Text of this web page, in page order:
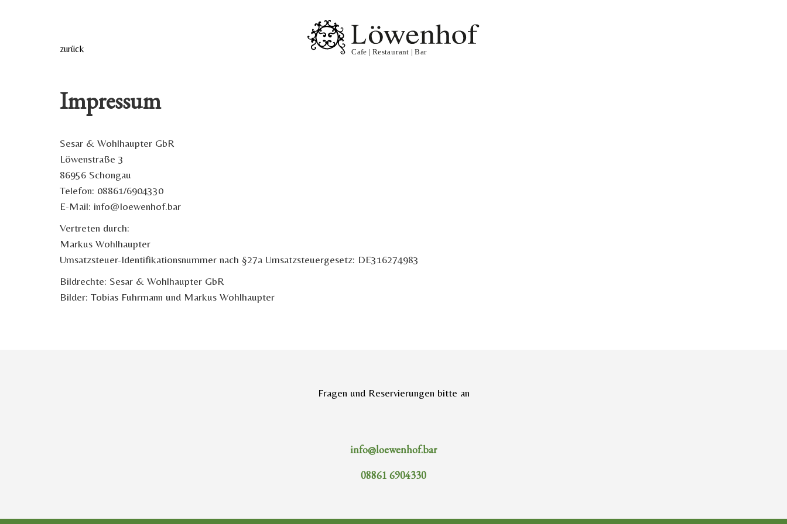
zurück
Impressum
Sesar & Wohlhaupter GbR
Löwenstraße 3
86956 Schongau
Telefon: 08861/6904330
E-Mail: info@loewenhof.bar
Vertreten durch:
Markus Wohlhaupter
Umsatzsteuer-Identifikationsnummer nach §27a Umsatzsteuergesetz: DE316274983
Bildrechte: Sesar & Wohlhaupter GbR
Bilder: Tobias Fuhrmann und Markus Wohlhaupter
Fragen und Reservierungen bitte an
info@loewenhof.bar
08861 6904330